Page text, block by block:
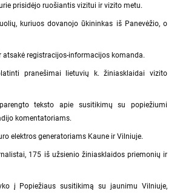
prisidėjo ruošiantis vizitui ir vizito metu.
kuriuos dovanojo ūkininkas iš Panevėžio, o
atsakė registracijos-informacijos komanda.
pranešimai lietuvių k. žiniasklaidai vizito
teksto apie susitikimų su popiežiumi
komentatoriams.
elektros generatoriams Kaune ir Vilniuje.
175 iš užsienio žiniasklaidos priemonių ir
į Popiežiaus susitikimą su jaunimu Vilniuje,